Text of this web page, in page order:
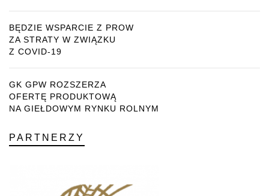
BĘDZIE WSPARCIE Z PROW
ZA STRATY W ZWIĄZKU
Z COVID-19
GK GPW ROZSZERZA
OFERTĘ PRODUKTOWĄ
NA GIEŁDOWYM RYNKU ROLNYM
PARTNERZY